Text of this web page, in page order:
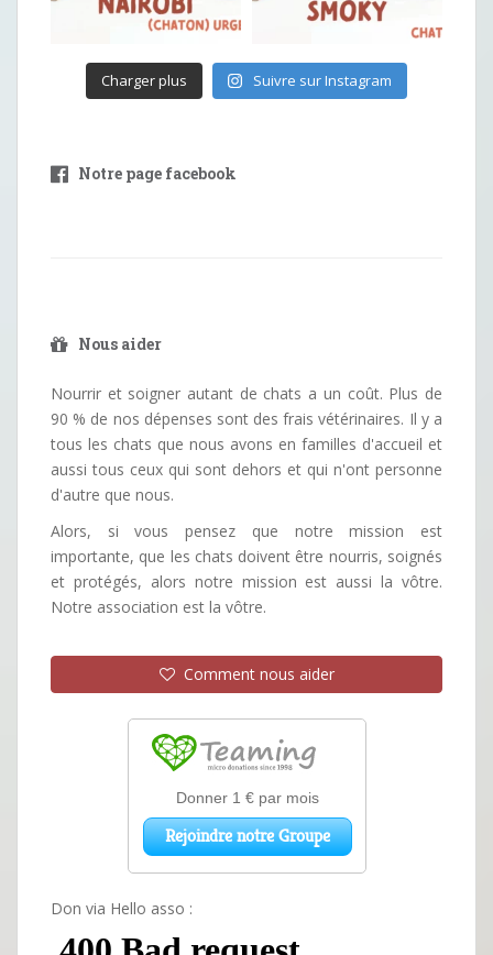
Charger plus Suivre sur Instagram
Notre page facebook
Nous aider
Nourrir et soigner autant de chats a un coût. Plus de
90 % de nos dépenses sont des frais vétérinaires. Il y a
tous les chats que nous avons en familles d'accueil et
aussi tous ceux qui sont dehors et qui n'ont personne
d'autre que nous.
Alors, si vous pensez que notre mission est
importante, que les chats doivent être nourris, soignés
et protégés, alors notre mission est aussi la vôtre.
Notre association est la vôtre.
Comment nous aider
Don via Hello asso :